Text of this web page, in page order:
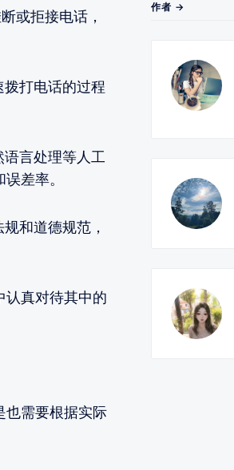
或拒接电话，
打电话的过程
言处理等人工
差率。
和道德规范，
认真对待其中的
也需要根据实际
作者 →